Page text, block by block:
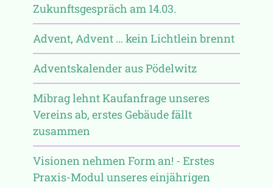
Zukunftsgespräch am 14.03.
Advent, Advent … kein Lichtlein brennt
Adventskalender aus Pödelwitz
Mibrag lehnt Kaufanfrage unseres
Vereins ab, erstes Gebäude fällt
zusammen
Visionen nehmen Form an! - Erstes
Praxis-Modul unseres einjährigen